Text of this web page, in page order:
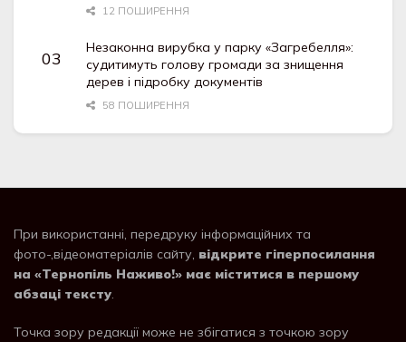
12 ПОШИРЕННЯ
Незаконна вирубка у парку «Загребелля»:
судитимуть голову громади за знищення
дерев і підробку документів
58 ПОШИРЕННЯ
При використанні, передруку інформаційних та
фото-,відеоматеріалів сайту, відкрите гіперпосилання
на «Тернопіль Наживо!» має міститися в першому
абзаці тексту.
Точка зору редакції може не збігатися з точкою зору